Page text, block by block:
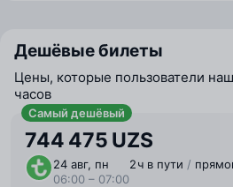
Дешёвые билеты
Цены, которые пользователи
часов
Самый дешёвый
744 475 UZS
24 авг, пн
06:00 – 07:00
2 ⁠ч в пути /